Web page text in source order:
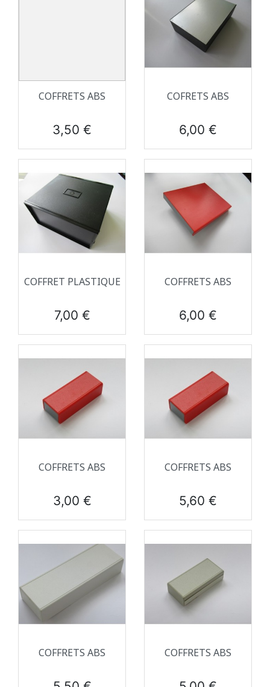
COFFRETS ABS
Prix
3,50 €
COFRETS ABS
Prix
6,00 €
COFFRET PLASTIQUE
Prix
7,00 €
COFFRETS ABS
Prix
6,00 €
COFFRETS ABS
Prix
3,00 €
COFFRETS ABS
Prix
5,60 €
COFFRETS ABS
Prix
COFFRETS ABS
Prix